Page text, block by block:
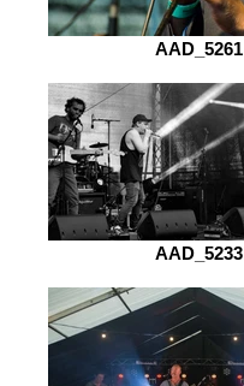
AAD_5261
AAD_5233